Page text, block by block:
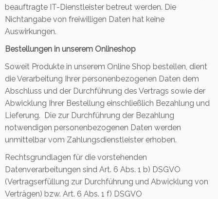
beauftragte IT-Dienstleister betreut werden. Die
Nichtangabe von freiwilligen Daten hat keine
Auswirkungen.
Bestellungen in unserem Onlineshop
Soweit Produkte in unserem Online Shop bestellen, dient
die Verarbeitung Ihrer personenbezogenen Daten dem
Abschluss und der Durchführung des Vertrags sowie der
Abwicklung Ihrer Bestellung einschließlich Bezahlung und
Lieferung. Die zur Durchführung der Bezahlung
notwendigen personenbezogenen Daten werden
unmittelbar vom Zahlungsdienstleister erhoben.
Rechtsgrundlagen für die vorstehenden
Datenverarbeitungen sind Art. 6 Abs. 1 b) DSGVO
(Vertragserfüllung zur Durchführung und Abwicklung von
Verträgen) bzw. Art. 6 Abs. 1 f) DSGVO